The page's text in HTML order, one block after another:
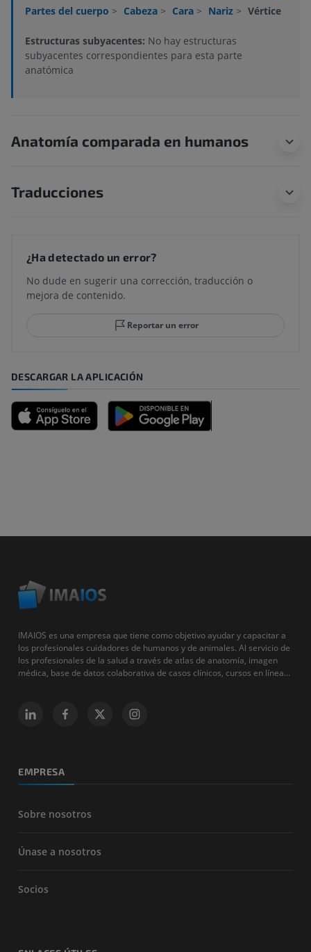
Partes del cuerpo > Cabeza > Cara > Nariz > Vértice
Estructuras subyacentes: No hay estructuras
subyacentes correspondientes para esta parte
anatómica
Anatomía comparada en humanos
Traducciones
¿Ha detectado un error?
No dude en sugerir una corrección, traducción o
mejora de contenido.
Reportar un error
DESCARGAR LA APLICACIÓN
IMAIOS es una empresa que tiene como objetivo ayudar y capacitar a
los profesionales cuidadores de humanos y de animales. Al servicio de
los profesionales de la salud a través de atlas de anatomía, imagen
médica, base de datos colaborativa de casos clínicos, cursos en línea...
EMPRESA
Sobre nosotros
Únase a nosotros
Socios